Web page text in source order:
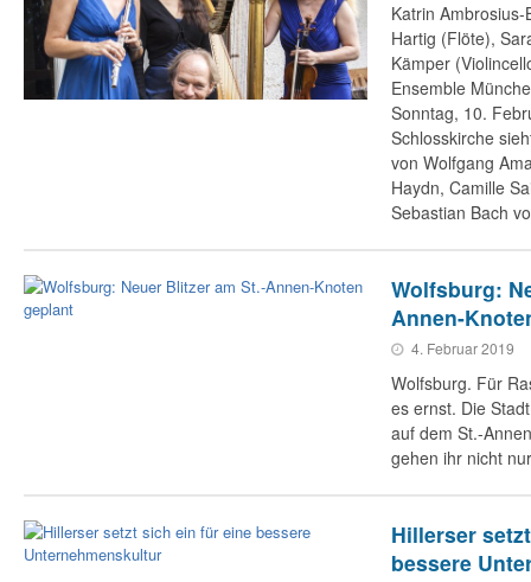
Katrin
Hartig (Flöte),
Kämper
Ensemble
Sonntag, 10.
Schlosskirche
von Wolfgang
Haydn, Camille
Sebastian Bach
Wolfsburg:
Annen-
4. Februar 2019
Wolfsburg. Für
es ernst. Die
auf dem St.-
gehen ihr nicht
Hillerser
bessere